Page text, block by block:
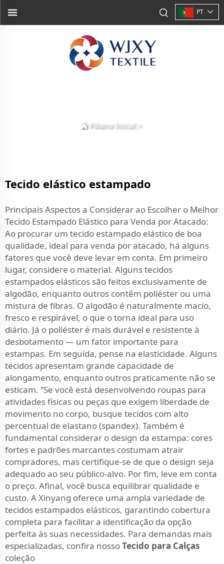
PT
Página Inicial>
Tecido elástico estampado
Principais Aspectos a Considerar ao Escolher o Melhor
Tecido Estampado Elástico para Venda por Atacado:
Ao procurar um tecido estampado elástico de boa
qualidade, ideal para venda por atacado, há alguns
fatores que você deve levar em conta. Em primeiro
lugar, considere o material. Alguns tecidos
estampados elásticos são feitos exclusivamente de
algodão, enquanto outros contêm poliéster ou uma
mistura de fibras. O algodão é naturalmente macio,
fresco e respirável, o que o torna ideal para uso
diário. Já o poliéster é mais durável e resistente à
desbotamento — um fator importante para
estampas. Em seguida, pense na elasticidade. Alguns
tecidos apresentam grande capacidade de
alongamento, enquanto outros praticamente não se
esticam. “Se você está desenvolvendo roupas para
atividades físicas ou peças que exigem liberdade de
movimento no corpo, busque tecidos com alto
percentual de elastano (spandex). Também é
fundamental considerar o design da estampa: cores
fortes e padrões marcantes costumam atrair
compradores, mas certifique-se de que o design seja
adequado ao seu público-alvo. Por fim, leve em conta
o preço. Afinal, você busca equilibrar qualidade e
custo. A Xinyang oferece uma ampla variedade de
tecidos estampados elásticos, garantindo cobertura
completa para facilitar a identificação da opção
perfeita às suas necessidades. Para demandas mais
especializadas, confira nossoTecido para Calças
coleção